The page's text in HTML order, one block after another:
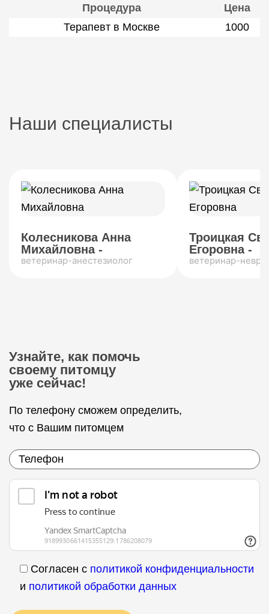
Процедура
Цена
Терапевт в Москве
1000
Наши специалисты
Колесникова Анна
Михайловна -
ветеринар-анестезиолог
Троицкая
Егоровна -
ветеринар-
Узнайте, как помочь
своему питомцу
уже сейчас!
По телефону сможем определить,
что с Вашим питомцем
Согласен с политикой конфиденциальности
и политикой обработки данных